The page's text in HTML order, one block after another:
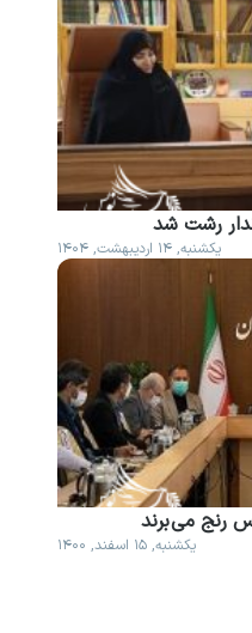
رشت شد
یکشنبه, ۱۴ اردیبهشت, ۱۴۰۴
رنج می برند
یکشنبه, ۱۵ اسفند, ۱۴۰۰